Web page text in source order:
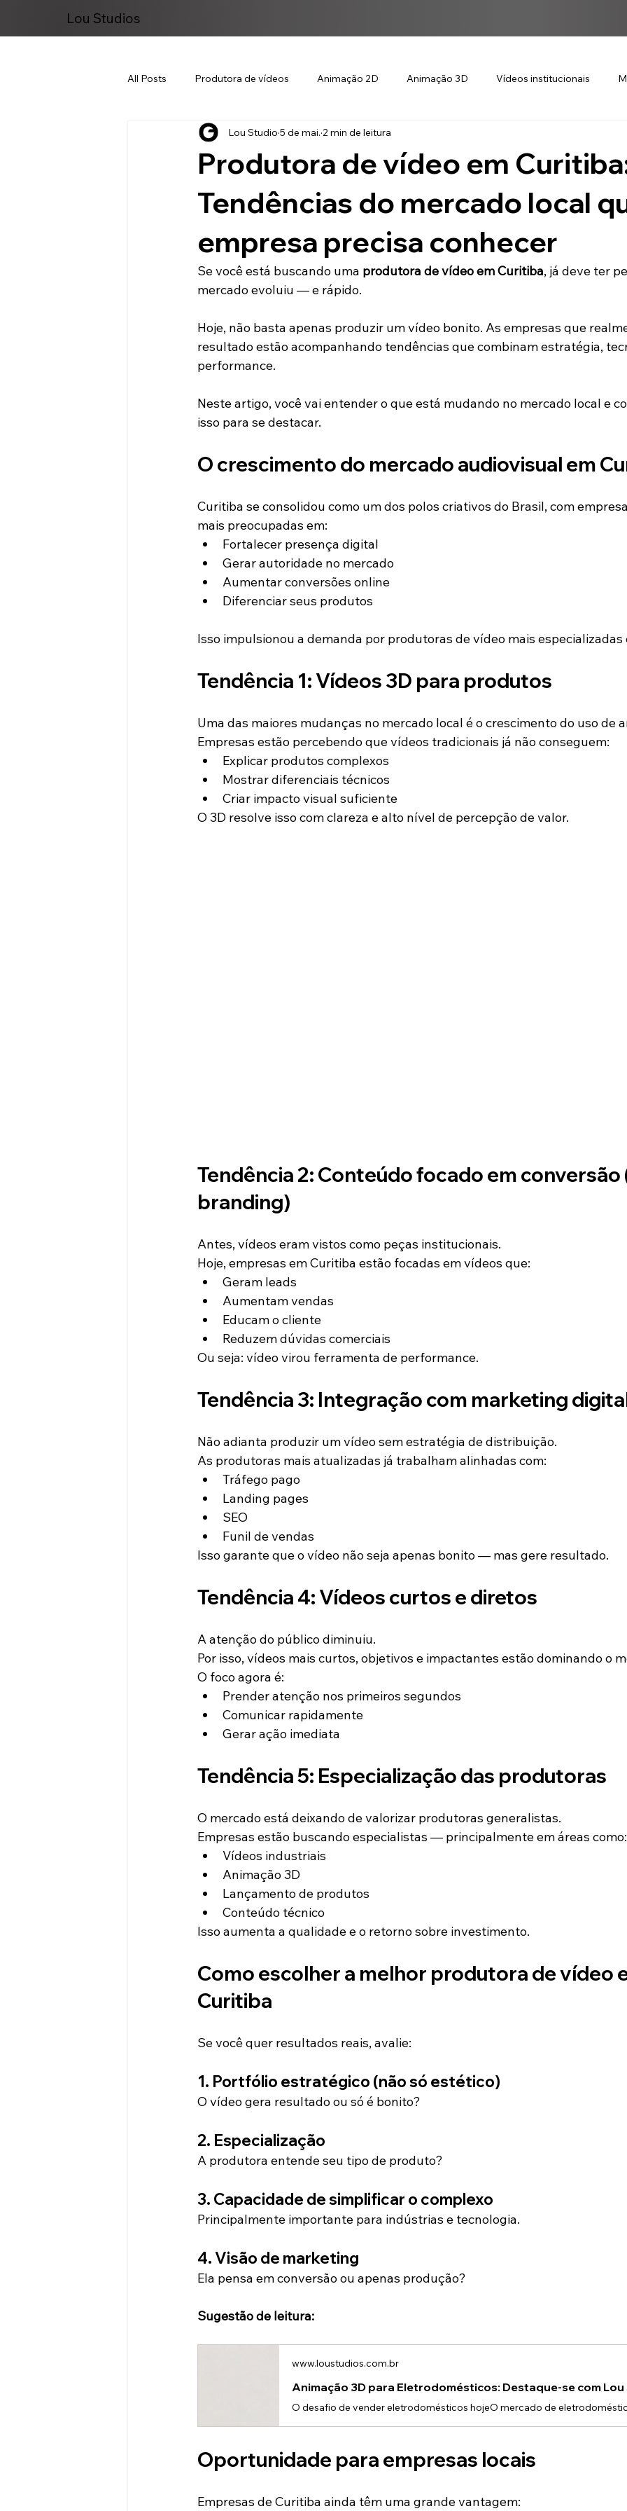
Lou Studios
All Posts Produtora de vídeos Animação 2D Animação 3D Vídeos institucionais
Marketing Digital
Produtora de vídeo em
Tendências do mercado local
empresa precisa conhecer
Lou Studio 5 de mai. 2 min de leitura
Se você está buscando uma produtora de vídeo em Curitiba, já deve ter
mercado evoluiu — e rápido.
Hoje, não basta apenas produzir um vídeo bonito. As empresas que
resultado estão acompanhando tendências que combinam estratégia,
performance.
Neste artigo, você vai entender o que está mudando no mercado local e
isso para se destacar.
O crescimento do mercado audiovisual em
Curitiba se consolidou como um dos polos criativos do Brasil, com
mais preocupadas em:
Fortalecer presença digital
Gerar autoridade no mercado
Aumentar conversões online
Diferenciar seus produtos
Isso impulsionou a demanda por produtoras de vídeo mais
Tendência 1: Vídeos 3D para produtos
Uma das maiores mudanças no mercado local é o crescimento do uso de
Empresas estão percebendo que vídeos tradicionais já não conseguem:
Explicar produtos complexos
Mostrar diferenciais técnicos
Criar impacto visual suficiente
O 3D resolve isso com clareza e alto nível de percepção de valor.
Tendência 2: Conteúdo focado em conversão
branding)
Antes, vídeos eram vistos como peças institucionais.
Hoje, empresas em Curitiba estão focadas em vídeos que:
Geram leads
Aumentam vendas
Educam o cliente
Reduzem dúvidas comerciais
Ou seja: vídeo virou ferramenta de performance.
Tendência 3: Integração com marketing
Não adianta produzir um vídeo sem estratégia de distribuição.
As produtoras mais atualizadas já trabalham alinhadas com:
Tráfego pago
Landing pages
SEO
Funil de vendas
Isso garante que o vídeo não seja apenas bonito — mas gere resultado.
Tendência 4: Vídeos curtos e diretos
A atenção do público diminuiu.
Por isso, vídeos mais curtos, objetivos e impactantes estão dominando o
O foco agora é:
Prender atenção nos primeiros segundos
Comunicar rapidamente
Gerar ação imediata
Tendência 5: Especialização das produtoras
O mercado está deixando de valorizar produtoras generalistas.
Empresas estão buscando especialistas — principalmente em áreas como:
Vídeos industriais
Animação 3D
Lançamento de produtos
Conteúdo técnico
Isso aumenta a qualidade e o retorno sobre investimento.
Como escolher a melhor produtora de vídeo
Curitiba
Se você quer resultados reais, avalie:
1. Portfólio estratégico (não só estético)
O vídeo gera resultado ou só é bonito?
2. Especialização
A produtora entende seu tipo de produto?
3. Capacidade de simplificar o complexo
Principalmente importante para indústrias e tecnologia.
4. Visão de marketing
Ela pensa em conversão ou apenas produção?
Sugestão de leitura:
www.loustudios.com.br
Animação 3D para Eletrodomésticos: Destaque-se com
Oportunidade para empresas locais
Empresas de Curitiba ainda têm uma grande vantagem: